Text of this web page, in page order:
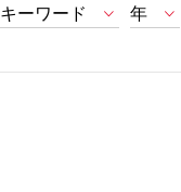
キーワード 年